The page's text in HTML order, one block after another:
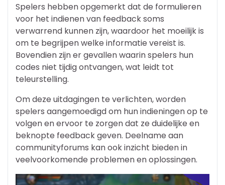
Spelers hebben opgemerkt dat de formulieren
voor het indienen van feedback soms
verwarrend kunnen zijn, waardoor het moeilijk is
om te begrijpen welke informatie vereist is.
Bovendien zijn er gevallen waarin spelers hun
codes niet tijdig ontvangen, wat leidt tot
teleurstelling.
Om deze uitdagingen te verlichten, worden
spelers aangemoedigd om hun indieningen op te
volgen en ervoor te zorgen dat ze duidelijke en
beknopte feedback geven. Deelname aan
communityforums kan ook inzicht bieden in
veelvoorkomende problemen en oplossingen.